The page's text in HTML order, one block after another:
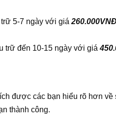
5-7 ngày với giá
trữ đến 10-15 ngày với giá
được các bạn hiểu rõ hơn về
thành công.